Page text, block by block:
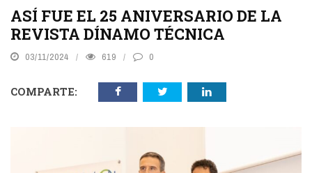
ASÍ FUE EL 25 ANIVERSARIO DE LA
REVISTA DÍNAMO TÉCNICA
03/11/2024 619 0
COMPARTE: